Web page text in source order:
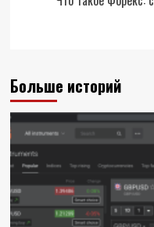
Больше историй